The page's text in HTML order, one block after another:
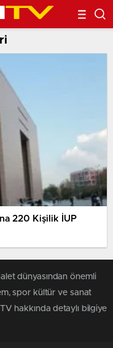
220 Kişilik İUP
dünyasından önemli
spor kültür ve sanat
hakkında detaylı bilgiye